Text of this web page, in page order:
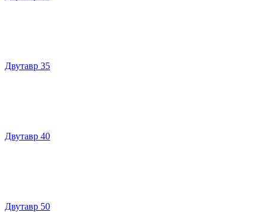
Двутавр 35
Двутавр 40
Двутавр 50